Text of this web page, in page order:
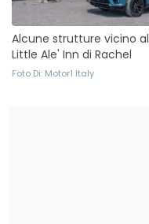
Alcune strutture vicino al
Little Ale' Inn di Rachel
Foto Di: Motor1 Italy